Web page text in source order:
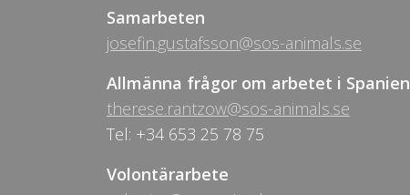
Samarbeten
josefin.gustafsson@sos-animals.se
Allmänna frågor om arbetet i Spanien
therese.rantzow@sos-animals.se
Tel: +34 653 25 78 75
Volontärarbete